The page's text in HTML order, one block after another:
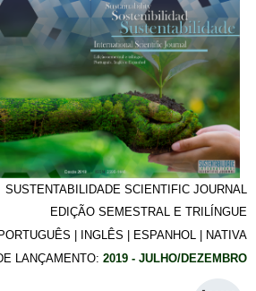
SUSTENTABILIDADE SCIENTIFIC JOURNAL
EDIÇÃO SEMESTRAL E TRILÍNGUE
PORTUGUÊS | INGLÊS | ESPANHOL | NATIVA
LANÇAMENTO: 2019 - JULHO/DEZEMBRO